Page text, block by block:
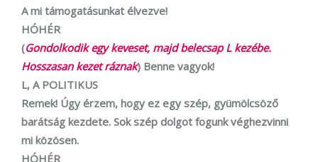
A mi támogatásunkat élvezve!
HÓHÉR
(Gondolkodik egy keveset, majd belecsap L kezébe.
Hosszasan kezet ráznak) Benne vagyok!
L, A POLITIKUS
Remek! Úgy érzem, hogy ez egy szép, gyümölcsöző
barátság kezdete. Sok szép dolgot fogunk véghezvinni
mi közösen.
HÓHÉR